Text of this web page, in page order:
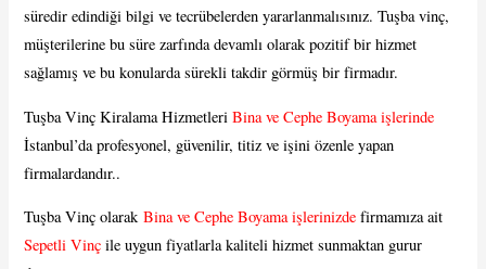
süredir edindiği bilgi ve tecrübelerden yararlanmalısınız. Tuşba vinç,
müşterilerine bu süre zarfında devamlı olarak pozitif bir hizmet
sağlamış ve bu konularda sürekli takdir görmüş bir firmadır.
Tuşba Vinç Kiralama HizmetleriBina ve Cephe Boyama işlerinde
İstanbul’da profesyonel, güvenilir, titiz ve işini özenle yapan
firmalardandır..
Tuşba Vinç olarakBina ve Cephe Boyama işlerinizdefirmamıza ait
Sepetli Vinç ile uygun fiyatlarla kaliteli hizmet sunmaktan gurur